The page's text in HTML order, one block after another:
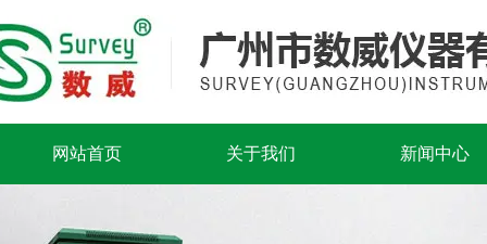
网站首页 关于我们 新闻中心